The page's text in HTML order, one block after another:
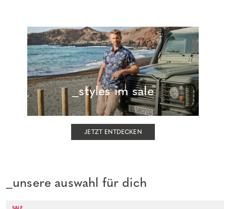
_styles im sale
JETZT ENTDECKEN
_unsere auswahl für dich
SALE